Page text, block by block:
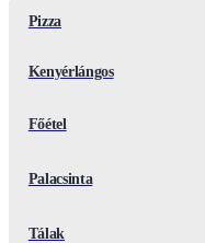
Pizza
Kenyérlángos
Főétel
Palacsinta
Tálak